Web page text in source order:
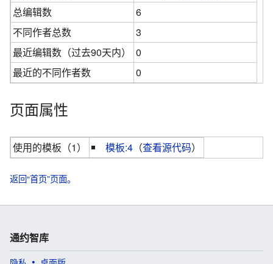
总编辑数
6
不同作者总数
3
最近编辑数（过去90天内）
0
最近的不同作者数
0
页面属性
使用的模板（1） 模板:4 （查看源代码）
返回“首页”页面。
通约智库